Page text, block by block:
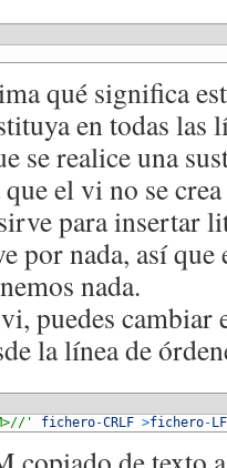
qué significa
en todas las
se realice una
el vi no se
para insertar
por nada, así
nada.
puedes
la línea de
' fichero-CRLF >fichero- LF